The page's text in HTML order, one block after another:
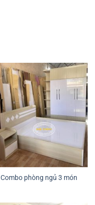
Combo phòng ngủ 3 món